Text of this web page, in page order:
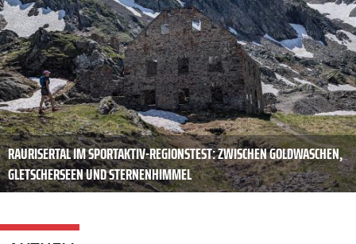
RAURISERTAL IM SPORTAKTIV-REGIONSTEST: ZWISCHEN GOLDWASCHEN,
GLETSCHERSEEN UND STERNENHIMMEL